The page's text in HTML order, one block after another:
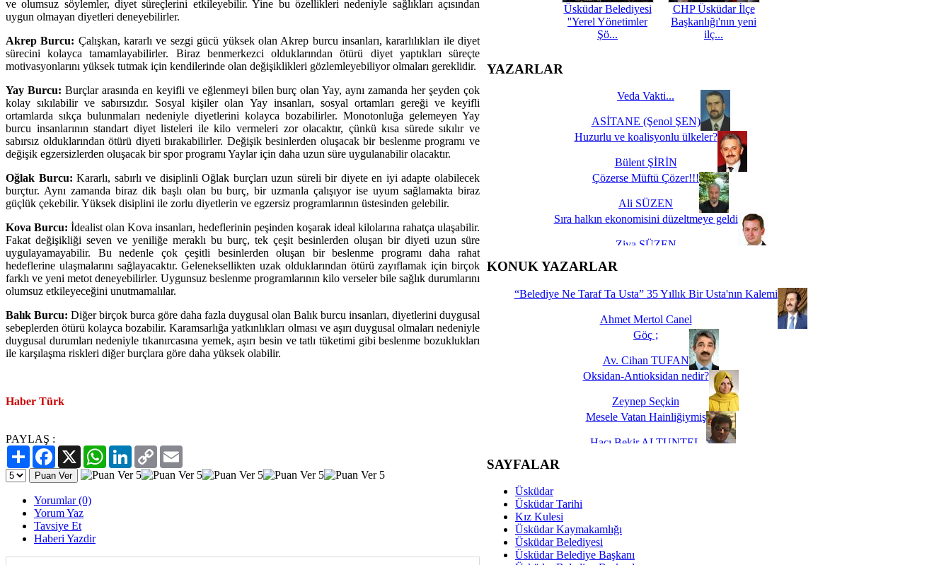
ve olumsuz söylemler, diyet süreçlerini etkileyebilir. Yine bu özellikleri nedeniyle sağlıkları açısından
uygun olmayan diyetleri deneyebilirler.
Akrep Burcu: Çalışkan, kararlı ve sezgi gücü yüksek olan Akrep burcu insanları, kararlılıkları ile diyet
sürecini kolayca tamamlayabilirler. Biraz benmerkezci olduklarından ötürü diyet yaptıkları süreçte
motivasyonlarını yüksek tutmak için kendilerinde olan değişiklikleri gözlemleyebiliyor olmaları gereklidir.
Yay Burcu: Burçlar arasında en keyifli ve eğlenmeyi bilen burç olan Yay, aynı zamanda her şeyden çok
kolay sıkılabilir ve sabırsızdır. Sosyal kişiler olan Yay insanları, sosyal ortamları gereği ve keyifli
ortamlarda sıkça bulunmaları nedeniyle diyetlerini kolayca bozabilirler. Monotonluğa gelemeyen Yay
burcu insanlarının standart diyet listeleri ile kilo vermeleri zor olacaktır, çünkü kısa sürede sıkılır ve
sabırsız olduklarından ötürü diyeti bırakabilirler. Değişik besinlerden oluşacak bir beslenme programı ve
değişik egzersizlerden oluşacak bir spor programı Yaylar için daha uzun süre uygulanabilir olacaktır.
Oğlak Burcu: Kararlı, sabırlı ve disiplinli Oğlak burçları uzun süreli bir diyete en iyi adapte olabilecek
burçtur. Aynı zamanda biraz dik başlı olan bu burç, bir uzmanla çalışıyor ise uyum sağlamakta biraz
güçlük çekebilir. Yüksek disiplini ile zorlu diyetlerin ve egzersiz programlarının üstesinden gelebilir.
Kova Burcu: İdealist olan Kova insanları, hedeflerinin peşinden koşarak ideal kilolarına rahatça ulaşabilir.
Fakat değişikliği seven ve yeniliğe meraklı bu burç, tek çeşit besinlerden oluşan bir diyeti uzun süre
uygulayamayabilir. Bu nedenle çok çeşitli besinlerden oluşan bir beslenme programı daha rahat
hedeflerine ulaşmalarını sağlayacaktır. Geleneksellikten uzak olduklarından ötürü zayıflamak için birçok
farklı ve yeni metot deneyebilirler. Uygunsuz beslenme programlarının kilo verseler bile sağlık durumlarını
olumsuz etkileyeceğini unutmamalılar.
Balık Burcu: Diğer birçok burca göre daha fazla duygusal olan Balık burcu insanları, diyetlerini duygusal
sebeplerden ötürü kolayca bozabilir. Karamsarlığa yatkınlıkları olması ve aşırı duygusal olmaları nedeniyle
duygusal durumları nedeniyle tıkanırcasına yemek, aşırı besin ve tatlı tüketimi gibi beslenme bozuklukları
ile karşılaşma riskleri diğer burçlara göre daha yüksek olabilir.
Haber Türk
PAYLAŞ :
PaylaşFacebook
X WhatsAppLinkedIn
Copy
Link
Yorumlar (0)
Yorum Yaz
Tavsiye Et
Haberi Yazdir
Üsküdar Belediyesi
''Yerel Yönetimler
Şö...
CHP Üsküdar İlçe
Başkanlığı'nın yeni
ilç...
YAZARLAR
Veda Vakti...
ASİTANE (Şenol ŞEN)
Huzurlu ve koalisyonlu ülkeler?
Bülent ŞİRİN
Çözerse Müftü Çözer!!!
Ali SÜZEN
Sıra halkın ekonomisini düzeltmeye geldi
Ziya SÜZEN
İşte Biz buyuz...
KONUK YAZARLAR
“Belediye Ne Taraf Ta Usta” 35 Yıllık Bir Usta'nın Kalemi
Ahmet Mertol Canel
Göç ;
Av. Cihan TUFAN
Oksidan-Antioksidan nedir?
Zeynep Seçkin
Mesele Vatan Hainliğiymiş
Hacı Bekir ALTUNTEL
Dünya Fani, Ama Kısa Bir Süre De Olsa Burdayız
Savaş ŞENEL
Hukukun Adaleti Kalmadı Üstadım!
SAYFALAR
Üsküdar
Üsküdar Tarihi
Kız Kulesi
Üsküdar Kaymakamlığı
Üsküdar Belediyesi
Üsküdar Belediye Başkanı